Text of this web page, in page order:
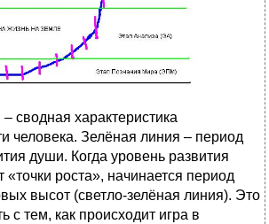
сводная характеристика
человека. Зелёная линия – период
души. Когда уровень развития
«точки роста», начинается период
высот (светло-зелёная линия). Это
с тем, как происходит игра в